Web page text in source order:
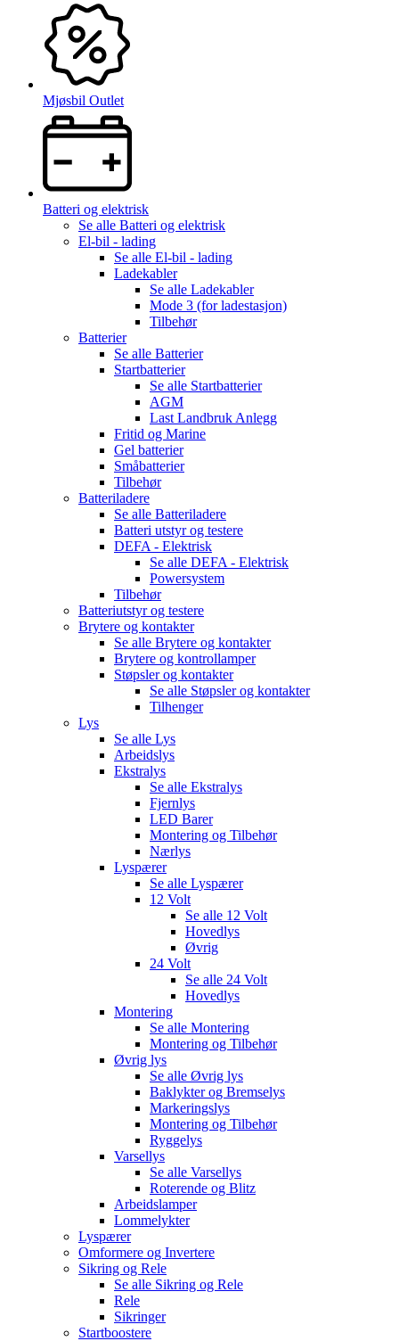
Mjøsbil Outlet
Batteri og elektrisk
Se alle Batteri og elektrisk
El-bil - lading
Se alle El-bil - lading
Ladekabler
Se alle Ladekabler
Mode 3 (for ladestasjon)
Tilbehør
Batterier
Se alle Batterier
Startbatterier
Se alle Startbatterier
AGM
Last Landbruk Anlegg
Fritid og Marine
Gel batterier
Småbatterier
Tilbehør
Batteriladere
Se alle Batteriladere
Batteri utstyr og testere
DEFA - Elektrisk
Se alle DEFA - Elektrisk
Powersystem
Tilbehør
Batteriutstyr og testere
Brytere og kontakter
Se alle Brytere og kontakter
Brytere og kontrollamper
Støpsler og kontakter
Se alle Støpsler og kontakter
Tilhenger
Lys
Se alle Lys
Arbeidslys
Ekstralys
Se alle Ekstralys
Fjernlys
LED Barer
Montering og Tilbehør
Nærlys
Lyspærer
Se alle Lyspærer
12 Volt
Se alle 12 Volt
Hovedlys
Øvrig
24 Volt
Se alle 24 Volt
Hovedlys
Montering
Se alle Montering
Montering og Tilbehør
Øvrig lys
Se alle Øvrig lys
Baklykter og Bremselys
Markeringslys
Montering og Tilbehør
Ryggelys
Varsellys
Se alle Varsellys
Roterende og Blitz
Arbeidslamper
Lommelykter
Lyspærer
Omformere og Invertere
Sikring og Rele
Se alle Sikring og Rele
Rele
Sikringer
Startboostere